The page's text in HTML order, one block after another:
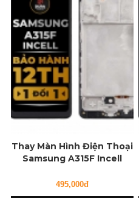
Thay Màn Hình Điện Thoại
Samsung A315F Incell
495,000đ